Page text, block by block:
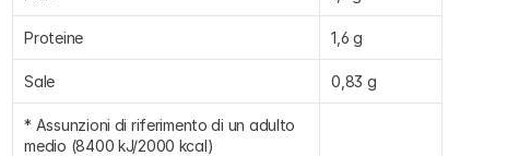
Proteine 1,6 g
Sale 0,83 g
* Assunzioni di riferimento di un adulto
medio (8400 kJ/2000 kcal)